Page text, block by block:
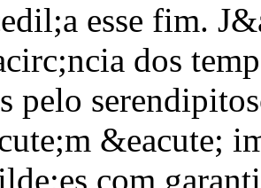
esse fim.
dos
pelo
&eacute;
com